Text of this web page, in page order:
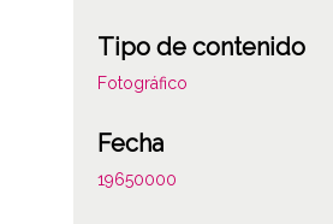
Tipo de contenido
Fotográfico
Fecha
19650000